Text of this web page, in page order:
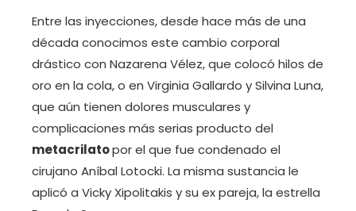
Entre las inyecciones, desde hace más de una
década conocimos este cambio corporal
drástico con Nazarena Vélez, que colocó hilos de
oro en la cola, o en Virginia Gallardo y Silvina Luna,
que aún tienen dolores musculares y
complicaciones más serias producto del
metacrilatopor el que fue condenado el
cirujano Aníbal Lotocki. La misma sustancia le
aplicó a Vicky Xipolitakis y su ex pareja, la estrella